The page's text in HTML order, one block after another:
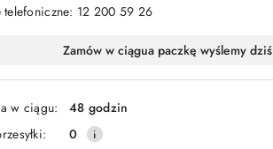
telefoniczne: 12 200 59 26
Zamów w ciągua paczkę wyślemy dziś
w ciągu:
48 godzin
0